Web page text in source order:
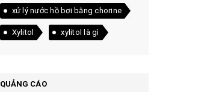
xử lý nước hồ bơi bằng chorine
Xylitol xylitol là gì
QUẢNG CÁO